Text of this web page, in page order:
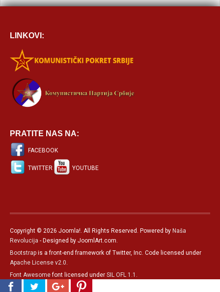
Српски језик
LINKOVI:
PRATITE NAS NA:
FACEBOOK
TWITTER YOUTUBE
Copyright © 2026 Joomla!. All Rights Reserved. Powered by Naša
Revolucija - Designed by JoomlArt.com.
Bootstrap is a front-end framework of Twitter, Inc. Code licensed under
Apache License v2.0
Font Awesomefont licensed under SIL OFL 1.1